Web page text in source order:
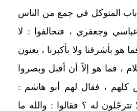
المتوكل في جمع من الناس
وجعفري ، فتحالفوا : لا
هو بأشرفنا ولا بأكبرنا ، يعنون
، فما هو إلاّ أن أقبل وبصروا
كلهم ، فقال لهم أبو هاشم :
له ؟ فقالوا : والله ما